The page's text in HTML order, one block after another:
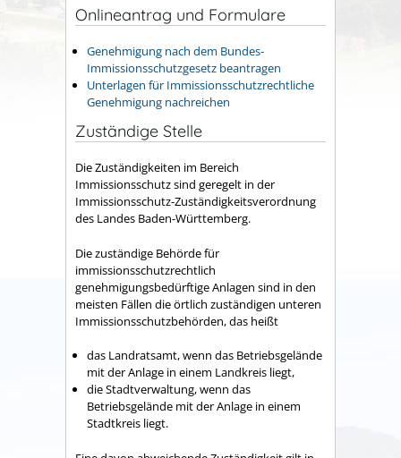
Onlineantrag und Formulare
Genehmigung nach dem Bundes-
Immissionsschutzgesetz beantragen
Unterlagen für Immissionsschutzrechtliche
Genehmigung nachreichen
Zuständige Stelle
Die Zuständigkeiten im Bereich
Immissionsschutz sind geregelt in der
Immissionsschutz-Zuständigkeitsverordnung
des Landes Baden-Württemberg.
Die zuständige Behörde für
immissionsschutzrechtlich
genehmigungsbedürftige Anlagen sind in den
meisten Fällen die örtlich zuständigen unteren
Immissionsschutzbehörden, das heißt
das Landratsamt, wenn das Betriebsgelände
mit der Anlage in einem Landkreis liegt,
die Stadtverwaltung, wenn das
Betriebsgelände mit der Anlage in einem
Stadtkreis liegt.